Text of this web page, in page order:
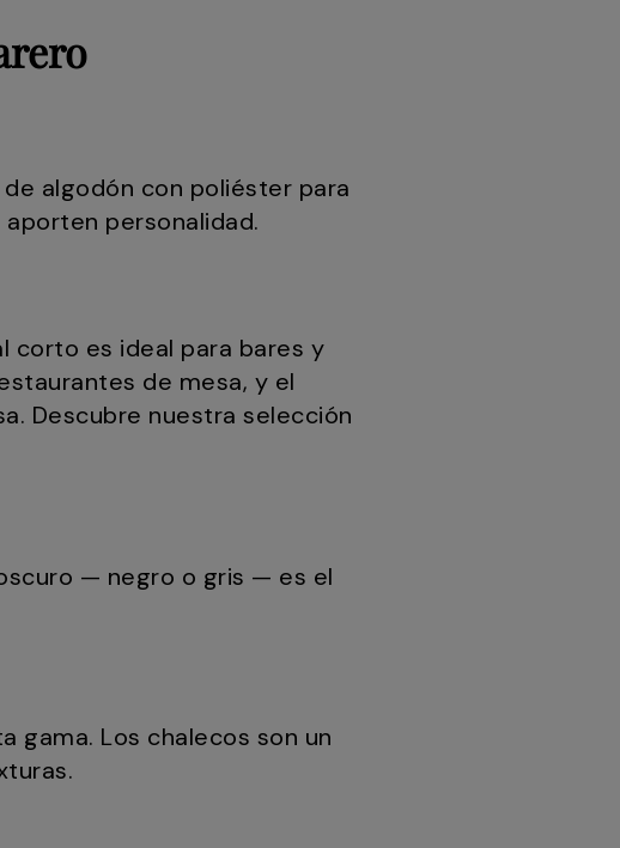
algodón con poliéster para
personalidad.
corto es ideal para bares y
de mesa, y el
Descubre nuestra selección
— negro o gris — es el
gama. Los chalecos son un